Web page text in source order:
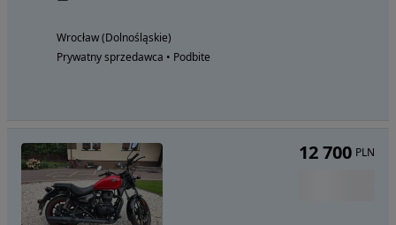
Wrocław (Dolnośląskie)
Prywatny sprzedawca • Podbite
12 700 PLN